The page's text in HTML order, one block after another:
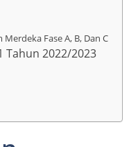
Fase A, B, Dan C
Tahun 2022/2023